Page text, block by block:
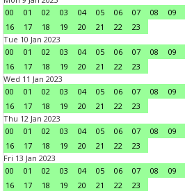
00
01 02 03 04 05 06 07 08 09
16
17 18 19 20 21 22
23
Tue 10 Jan 2023
00
01 02 03 04 05 06 07 08 09
16
17 18 19 20 21 22
23
Wed 11 Jan 2023
00
01 02 03 04 05 06 07 08 09
16
17 18 19 20 21 22
23
Thu 12 Jan 2023
00
01 02 03 04 05 06 07 08 09
16
17 18 19 20 21 22
23
Fri 13 Jan 2023
00
01 02 03 04 05 06 07 08 09
16
17 18 19 20 21 22
23